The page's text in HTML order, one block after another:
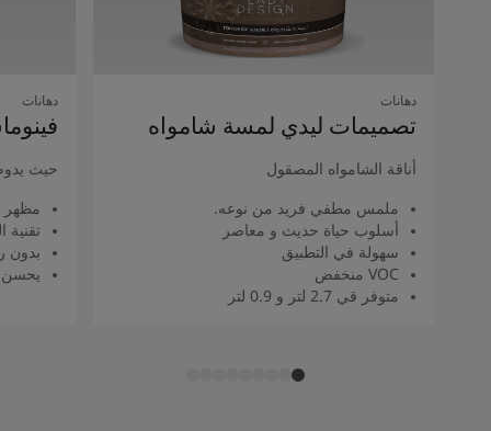
دهانات
تصميمات ليدي لمسة شامواه
أناقة الشامواه المصقول
ملمس مطفي فريد من نوعه.
أسلوب حياة حديث و معاصر
سهولة في التطبيق
VOC منخفض
متوفر قي 2.7 لتر و 0.9 لتر
دهانات
حيث
مظهر
تقنية
بدون
يحسن